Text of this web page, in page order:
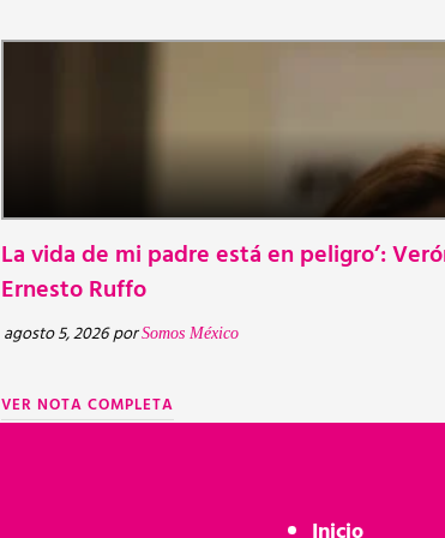
La vida de mi padre está en peligro’:
Ernesto Ruffo
agosto 5, 2026porSomos México
VER NOTA COMPLETA